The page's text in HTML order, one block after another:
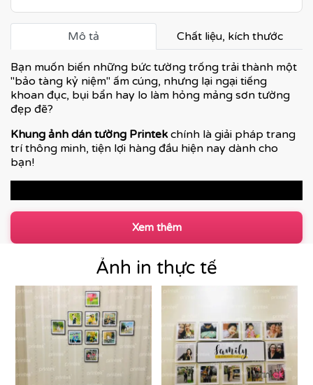
Mô tả Chất liệu, kích thước
Bạn muốn biến những bức tường trống trải thành một
"bảo tàng kỷ niệm" ấm cúng, nhưng lại ngại tiếng
khoan đục, bụi bẩn hay lo làm hỏng mảng sơn tường
đẹp đẽ?
Khung ảnh dán tường Printekchính là giải pháp trang
trí thông minh, tiện lợi hàng đầu hiện nay dành cho
bạn!
ĐIỂM CỘNG VƯỢT TRỘI CHỈ CÓ TẠI KHUNG ẢNH
DÁN TƯỜNG PRINTEK:
Xem thêm
Ảnh in thực tế